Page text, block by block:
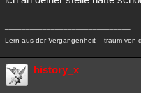
Lern aus der Vergangenheit – träum von
history_x